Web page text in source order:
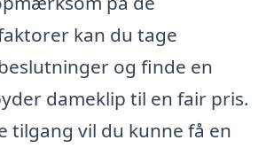
kan du tage
og finde en
dameklip til en fair pris.
tilgang vil du kunne få en